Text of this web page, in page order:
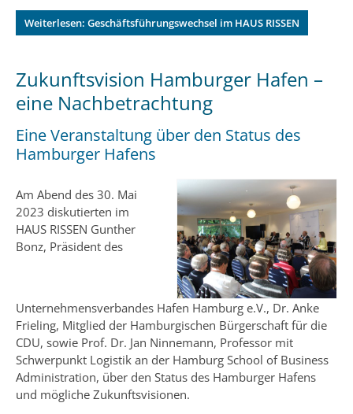
Weiterlesen: Geschäftsführungswechsel im HAUS RISSEN
Zukunftsvision Hamburger Hafen –
eine Nachbetrachtung
Eine Veranstaltung über den Status des
Hamburger Hafens
Am Abend des 30. Mai
2023 diskutierten im
HAUS RISSEN Gunther
Bonz, Präsident des
Unternehmensverbandes Hafen Hamburg e.V., Dr. Anke
Frieling, Mitglied der Hamburgischen Bürgerschaft für die
CDU, sowie Prof. Dr. Jan Ninnemann, Professor mit
Schwerpunkt Logistik an der Hamburg School of Business
Administration, über den Status des Hamburger Hafens
und mögliche Zukunftsvisionen.